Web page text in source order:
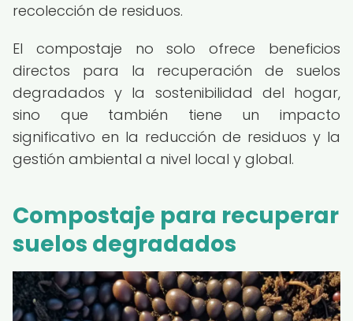
recolección de residuos.
El compostaje no solo ofrece beneficios
directos para la recuperación de suelos
degradados y la sostenibilidad del hogar,
sino que también tiene un impacto
significativo en la reducción de residuos y la
gestión ambiental a nivel local y global.
Compostaje para recuperar
suelos degradados